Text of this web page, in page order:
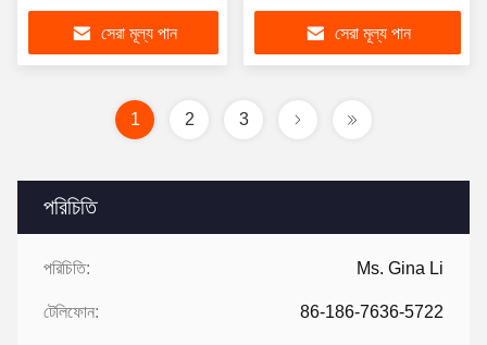
পরিচিতি
পরিচিতি: Ms. Gina Li
টেলিফোন: 86-186-7636-5722
সেরা মূল্য পান সেরা মূল্য পান
1 2 3